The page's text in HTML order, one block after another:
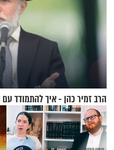
הרב זמיר כהן - איך להתמודד